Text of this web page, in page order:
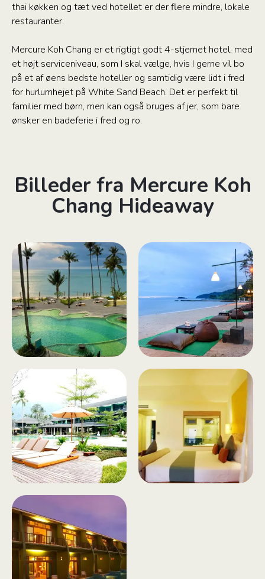
thai køkken og tæt ved hotellet er der flere mindre, lokale
restauranter.
Mercure Koh Chang er et rigtigt godt 4-stjernet hotel, med
et højt serviceniveau, som I skal vælge, hvis I gerne vil bo
på et af øens bedste hoteller og samtidig være lidt i fred
for hurlumhejet på White Sand Beach. Det er perfekt til
familier med børn, men kan også bruges af jer, som bare
ønsker en badeferie i fred og ro.
Billeder fra Mercure Koh
Chang Hideaway